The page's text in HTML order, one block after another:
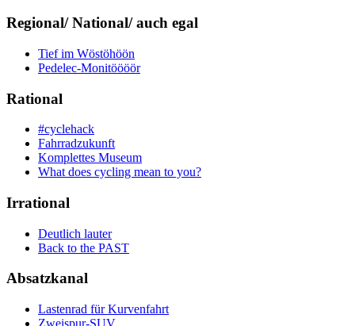
Regional/ National/ auch egal
Tief im Wöstöhöön
Pedelec-Monitöööör
Rational
#cyclehack
Fahrradzukunft
Komplettes Museum
What does cycling mean to you?
Irrational
Deutlich lauter
Back to the PAST
Absatzkanal
Lastenrad für Kurvenfahrt